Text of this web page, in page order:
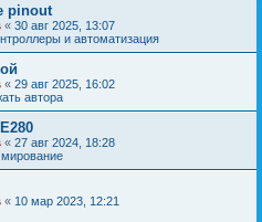
pinout
« 30 авг 2025, 13:07
и автоматизация
« 29 авг 2025, 16:02
автора
« 27 авг 2024, 18:28
« 10 мар 2023, 12:21